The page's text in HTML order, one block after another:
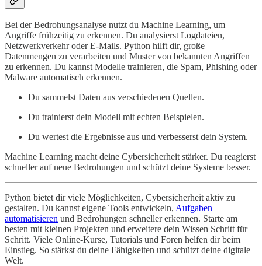
Bei der Bedrohungsanalyse nutzt du Machine Learning, um
Angriffe frühzeitig zu erkennen. Du analysierst Logdateien,
Netzwerkverkehr oder E-Mails. Python hilft dir, große
Datenmengen zu verarbeiten und Muster von bekannten Angriffen
zu erkennen. Du kannst Modelle trainieren, die Spam, Phishing oder
Malware automatisch erkennen.
Du sammelst Daten aus verschiedenen Quellen.
Du trainierst dein Modell mit echten Beispielen.
Du wertest die Ergebnisse aus und verbesserst dein System.
Machine Learning macht deine Cybersicherheit stärker. Du reagierst
schneller auf neue Bedrohungen und schützt deine Systeme besser.
Python bietet dir viele Möglichkeiten, Cybersicherheit aktiv zu
gestalten. Du kannst eigene Tools entwickeln, Aufgaben
automatisieren und Bedrohungen schneller erkennen. Starte am
besten mit kleinen Projekten und erweitere dein Wissen Schritt für
Schritt. Viele Online-Kurse, Tutorials und Foren helfen dir beim
Einstieg. So stärkst du deine Fähigkeiten und schützt deine digitale
Welt.